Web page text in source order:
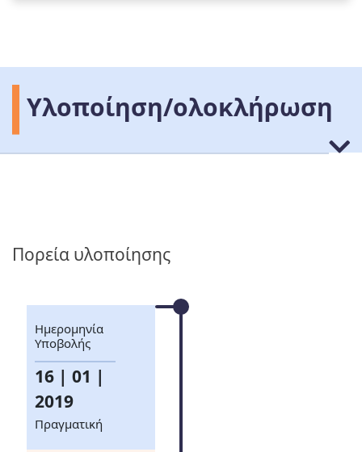
Υλοποίηση/ολοκλήρωση
Πορεία υλοποίησης
Ημερομηνία
Υποβολής
16 | 01 |
2019
Πραγματική